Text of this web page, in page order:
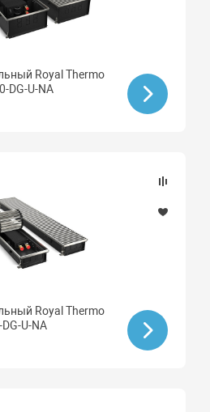
Royal Thermo
DG-U-NA
Royal Thermo
U-NA